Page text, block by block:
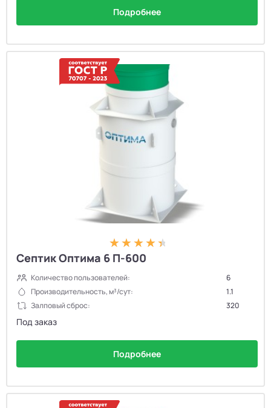
Подробнее
Септик Оптима 6 П-600
Количество пользователей:
6
Производительность, м³/сут:
1.1
Залповый сброс:
320
Под заказ
Подробнее